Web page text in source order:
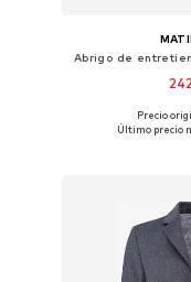
Abrigo de
Tallas
Precio
Último precio